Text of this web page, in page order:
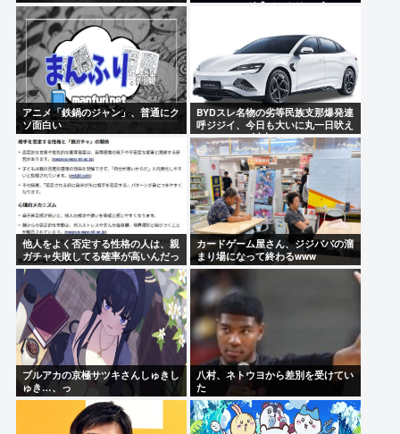
ューティング『デスクリムゾン』の
アニメ「鉄鍋のジャン」、普通にク
ソ面白い
BYDスレ名物の劣等民族支那爆発連
呼ジジイ、今日も大いに丸一日吠え
る！160レス以上
他人をよく否定する性格の人は、親
ガチャ失敗してる確率が高いんだっ
て
カードゲーム屋さん、ジジババの溜
まり場になって終わるwww
ブルアカの京極サツキさんしゅきし
ゅき…、っ
八村、ネトウヨから差別を受けてい
た